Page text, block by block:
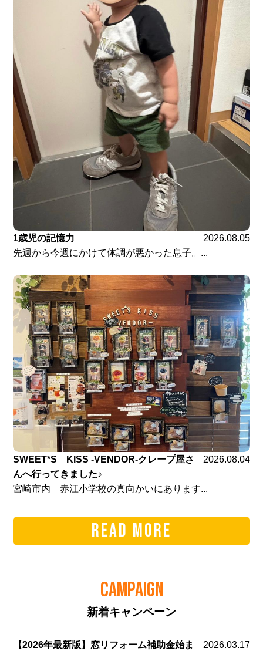
1歳児の記憶力
2026.08.05
先週から今週にかけて体調が悪かった息子。...
SWEET*S KISS -VENDOR-クレープ屋さ
んへ行ってきました♪
2026.08.04
宮崎市内 赤江小学校の真向かいにあります...
READ MORE
CAMPAIGN
新着キャンペーン
【2026年最新版】窓リフォーム補助金始ま
2026.03.17